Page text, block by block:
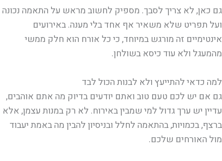
גם כאן, לא צריך לסבך. מספיק לחשוב מראש על התאמה נכונה
ועל תפריט שלא משאיר אף אחד בלי מענה. באירועים
אינטימיים זה מורגש במיוחד, כי כל אורח הוא חלק ממשי
מהמעגל ולא עוד כיסא בשולחן.
למה כדאי להתייעץ ולא לבנות הכול לבד
גם אם יש לכם טעם טוב ואתם יודעים בדיוק מה אתם אוהבים,
עדיין יש ערך גדול למי שמבין באירוח. לא רק במנות עצמן, אלא
ברצף, בכמויות, בהתאמה לחלל ובניסיון להבין מה באמת יעבוד
מול האורחים שלכם.